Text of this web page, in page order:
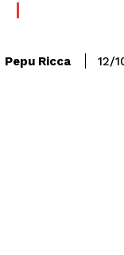
Pepu Ricca 12/